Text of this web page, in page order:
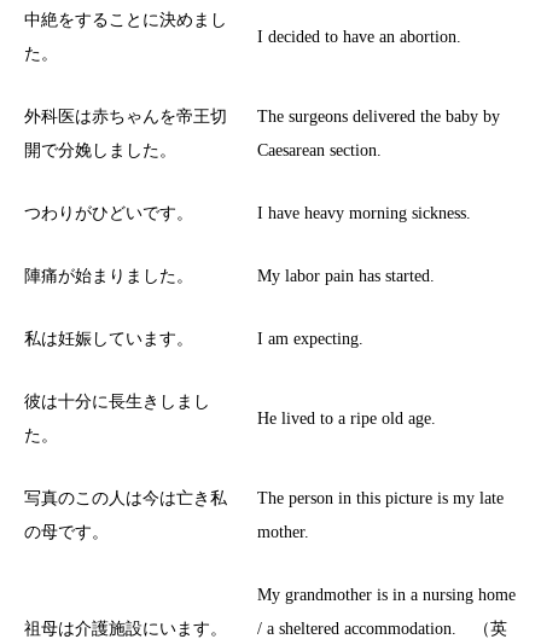
中絶をすることに決めまし
た。
I decided to have an abortion.
外科医は赤ちゃんを帝王切
開で分娩しました。
The surgeons delivered the baby by
Caesarean section.
つわりがひどいです。 I have heavy morning sickness.
陣痛が始まりました。 My labor pain has started.
私は妊娠しています。 I am expecting.
彼は十分に長生きしまし
た。
He lived to a ripe old age.
写真のこの人は今は亡き私
の母です。
The person in this picture is my late
mother.
祖母は介護施設にいます。
My grandmother is in a nursing home
/ a sheltered accommodation. （英